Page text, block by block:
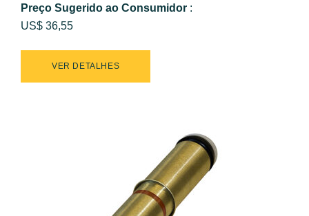
Preço Sugerido ao Consumidor :
US$ 36,55
VER DETALHES